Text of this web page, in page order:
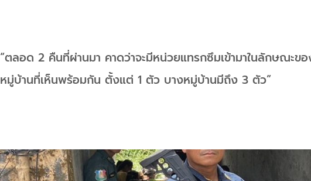
“ตลอด 2 คืนที่ผ่านมา คาดว่าจะมีหน่วยแทรกซึมเข้ามาในลักษณะขอ
หมู่บ้านที่เห็นพร้อมกัน ตั้งแต่ 1 ตัว บางหมู่บ้านมีถึง 3 ตัว”